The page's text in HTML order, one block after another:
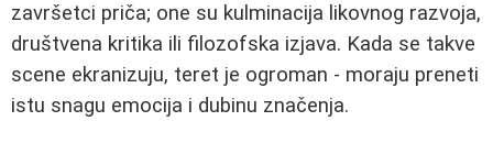
završetci priča; one su kulminacija likovnog razvoja,
društvena kritika ili filozofska izjava. Kada se takve
scene ekranizuju, teret je ogroman - moraju preneti
istu snagu emocija i dubinu značenja.